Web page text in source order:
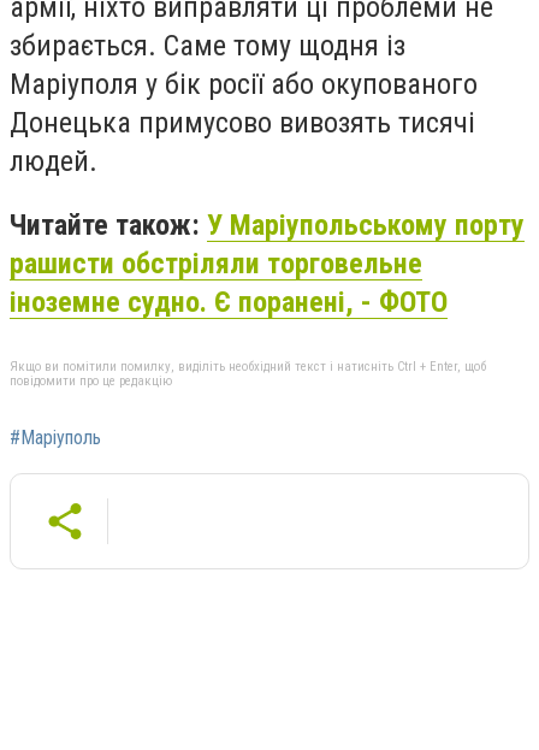
збирається. Саме тому щодня із
Маріуполя у бік росії або окупованого
Донецька примусово вивозять тисячі
людей.
Читайте також: У Маріупольському порту
рашисти обстріляли торговельне
іноземне судно. Є поранені, - ФОТО
Якщо ви помітили помилку, виділіть необхідний текст і натисніть Ctrl + Enter, щоб
повідомити про це редакцію
#Маріуполь